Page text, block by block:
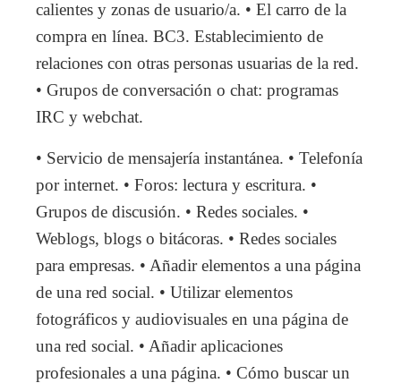
calientes y zonas de usuario/a. • El carro de la
compra en línea. BC3. Establecimiento de
relaciones con otras personas usuarias de la red.
• Grupos de conversación o chat: programas
IRC y webchat.
• Servicio de mensajería instantánea. • Telefonía
por internet. • Foros: lectura y escritura. •
Grupos de discusión. • Redes sociales. •
Weblogs, blogs o bitácoras. • Redes sociales
para empresas. • Añadir elementos a una página
de una red social. • Utilizar elementos
fotográficos y audiovisuales en una página de
una red social. • Añadir aplicaciones
profesionales a una página. • Cómo buscar un